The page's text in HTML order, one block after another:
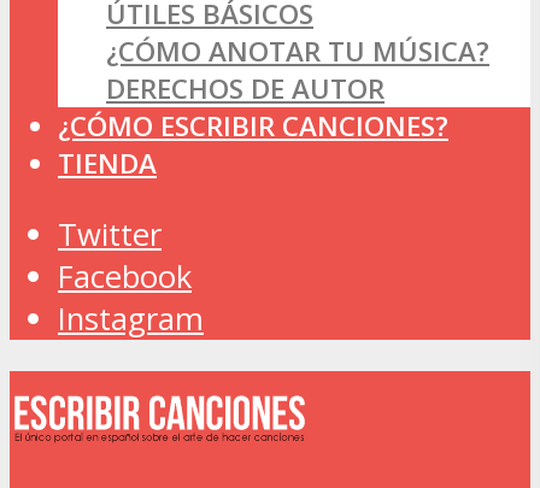
ÚTILES BÁSICOS
¿CÓMO ANOTAR TU MÚSICA?
DERECHOS DE AUTOR
¿CÓMO ESCRIBIR CANCIONES?
TIENDA
Twitter
Facebook
Instagram